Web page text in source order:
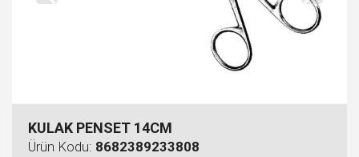
KULAK PENSET 14CM
Ürün Kodu: 8682389233808